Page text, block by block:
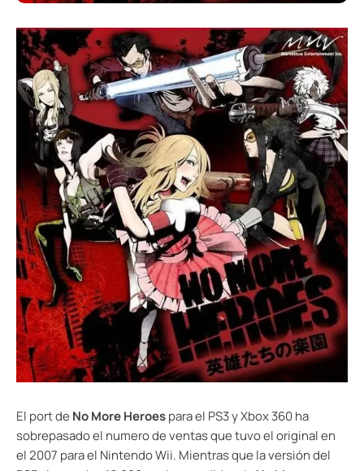
El port de No More Heroespara el PS3 y Xbox 360 ha
sobrepasado el numero de ventas que tuvo el original en
el 2007 para el Nintendo Wii. Mientras que la versión del